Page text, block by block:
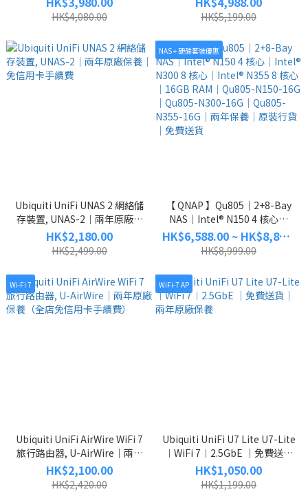
WW02（終身保養）
HK$4,080.00
及 Thunderbolt™ 3/4 埠｜2 年
保養
HK$5,199.00
Ubiquiti UniFi UNAS 2 網絡儲
存裝置, UNAS-2｜兩年原廠保
養｜免信用卡手續費
HK$2,180.00
HK$2,499.00
NAS + 硬碟套裝優惠
【 QNAP 】Qu805｜2+8-Bay
NAS｜Intel® N150 4 核心｜
Intel® N300 8 核心｜Intel®
N355 8 核心｜16GB RAM｜
Qu805-N150-16G｜Qu805-
N300-16G｜Qu805-N355-16G
｜兩年保養｜原裝行貨｜免費
送貨
HK$6,588.00 ~ HK$8,888.00
HK$8,999.00
Wi-Fi 7
Ubiquiti UniFi AirWire WiFi 7
旅行路由器, U-AirWire｜兩年
原廠保養（全店免信用卡手續
費）
HK$2,100.00
HK$2,420.00
WiFi-7 AP
Ubiquiti UniFi U7 Lite U7-Lite
︱WiFi 7︱2.5GbE ｜免費送貨
｜兩年原廠保養
HK$1,050.00
HK$1,199.00